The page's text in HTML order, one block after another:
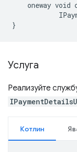
oneway void
}
Услуга
Реализуйте
Котлин